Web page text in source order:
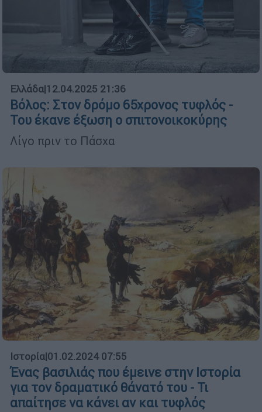
Ελλάδα|12.04.2025 21:36
Βόλος: Στον δρόμο 65χρονος τυφλός -
Του έκανε έξωση ο σπιτονοικοκύρης
Λίγο πριν το Πάσχα
Ιστορία|01.02.2024 07:55
Ένας βασιλιάς που έμεινε στην Ιστορία
για τον δραματικό θάνατό του - Τι
απαίτησε να κάνει αν και τυφλός